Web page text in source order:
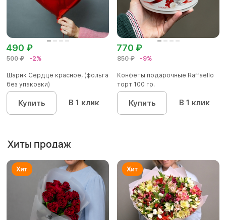
500 ₽ -2%
490 ₽
Шарик Сердце красное, (фольга
без упаковки)
Купить В 1 клик
850 ₽ -9%
770 ₽
Конфеты подарочные Raffaello
торт 100 гр.
Купить В 1 клик
Хиты продаж